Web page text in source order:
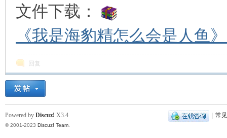
文件下载：
《我是海豹精怎么会是人鱼
回复
常
Powered by Discuz! X3.4
© 2001-2023 Discuz! Team